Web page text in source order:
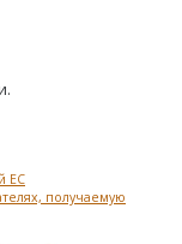
ЕС
получаемую